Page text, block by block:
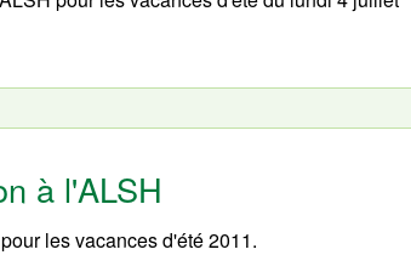
à l'ALSH
les vacances d'été 2011.